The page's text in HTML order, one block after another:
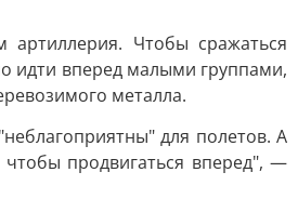
Чтобы сражаться
идти вперед малыми группами,
металла.
для полетов. А
продвигаться вперед", —